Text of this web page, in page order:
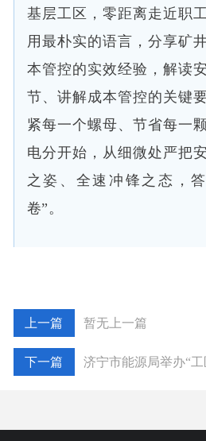
基层工区，零距离走近职
用最朴实的语言，分享矿
本管控的实效经验，解读
节、讲解成本管控的关键
紧每一个螺母、节省每一
电分开始，从细微处严把
之姿、全速冲锋之态，
卷”。
暂无上一篇